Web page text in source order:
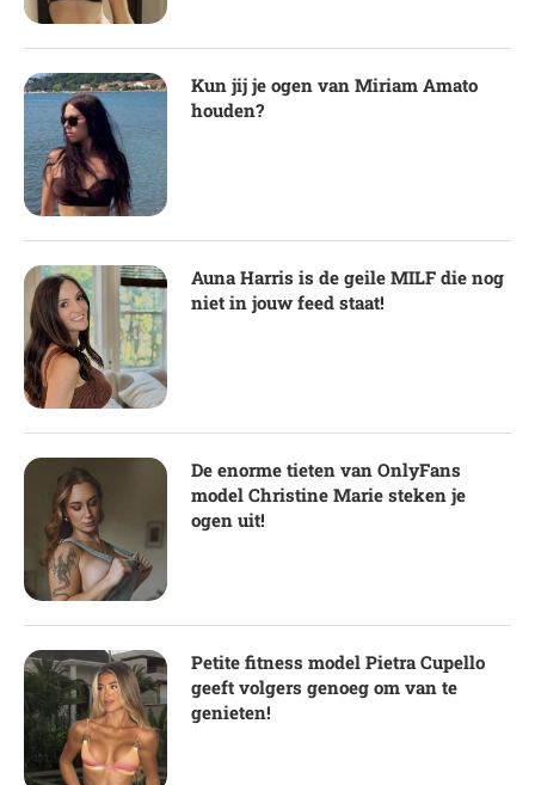
Kun jij je ogen van Miriam Amato
houden?
Auna Harris is de geile MILF die nog
niet in jouw feed staat!
De enorme tieten van OnlyFans
model Christine Marie steken je
ogen uit!
Petite fitness model Pietra Cupello
geeft volgers genoeg om van te
genieten!